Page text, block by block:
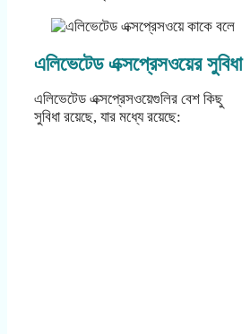
এলিভেটেড এক্সপ্রেসওয়ের সুবিধা
এলিভেটেড এক্সপ্রেসওয়েগুলির বেশ কিছু
সুবিধা রয়েছে, যার মধ্যে রয়েছে: